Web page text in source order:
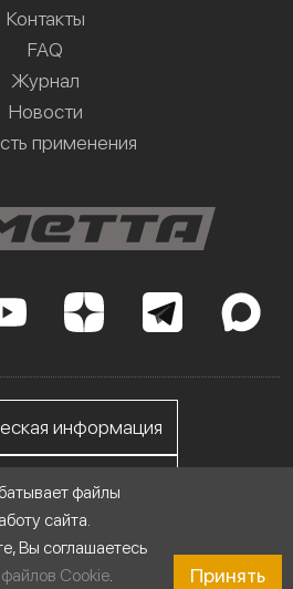
Контакты
FAQ
Журнал
Новости
применения
Рус", ИНН 7705558076
информация
кабинет
файлы
сайта.
Вы соглашаетесь
Cookie. Принять